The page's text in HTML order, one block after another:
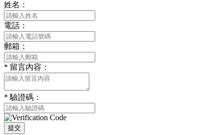
姓名：
電話：
郵箱：
* 留言內容：
* 驗證碼：
提交